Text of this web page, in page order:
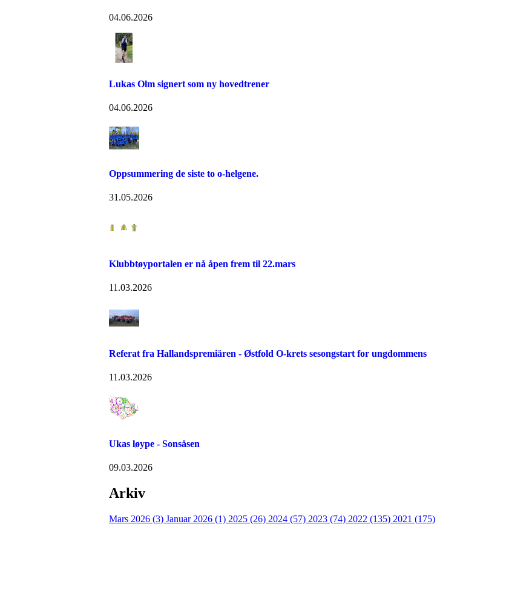
04.06.2026
Lukas Olm signert som ny hovedtrener
04.06.2026
Oppsummering de siste to o-helgene.
31.05.2026
Klubbtøyportalen er nå åpen frem til 22.mars
11.03.2026
Referat fra Hallandspremiären - Østfold O-krets sesongstart for ungdommens
11.03.2026
Ukas løype - Sonsåsen
09.03.2026
Arkiv
Mars 2026 (3) Januar 2026 (1) 2025 (26) 2024 (57) 2023 (74) 2022 (135) 2021 (175)